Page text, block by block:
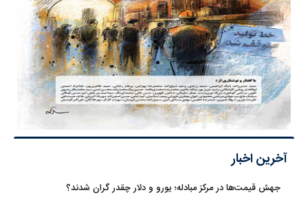
آخرین اخبار
جهش قیمت‌ها در مرکز مبادله؛ یورو و دلار چقدر گران شدند؟